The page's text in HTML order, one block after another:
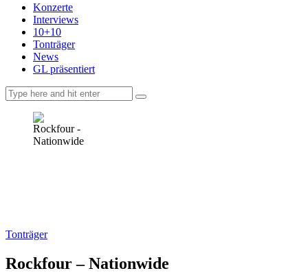
Konzerte
Interviews
10+10
Tonträger
News
GL präsentiert
Tonträger
Rockfour – Nationwide